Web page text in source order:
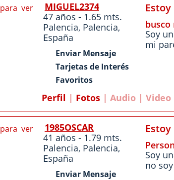
MIGUEL2374
47 años - 1.65 mts.
Palencia, Palencia,
España
Enviar Mensaje
Tarjetas de Interés
Favoritos
Soy
mi
Perfil | Fotos | Audio | Video
1985OSCAR
41 años - 1.79 mts.
Palencia, Palencia,
España
Enviar Mensaje
Soy
no